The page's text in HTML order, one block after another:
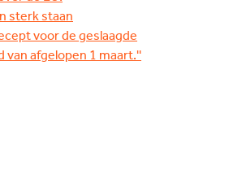
sterk staan
voor de geslaagde
van afgelopen 1 maart.''